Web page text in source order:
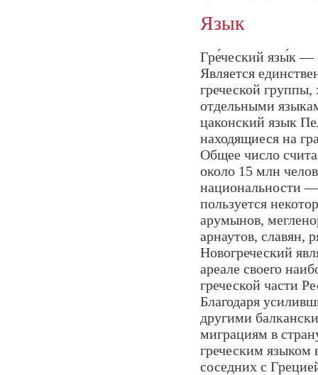
Язык
Гре́ческий язы́к —
Является
греческой
отдельными
цаконский язык
находящиеся на
Общее число
около 15 млн
национальности
пользуется
арумынов,
арнаутов, славян,
Новогреческий
ареале своего
греческой части
Благодаря
другими
миграциям в
греческим языком
соседних с